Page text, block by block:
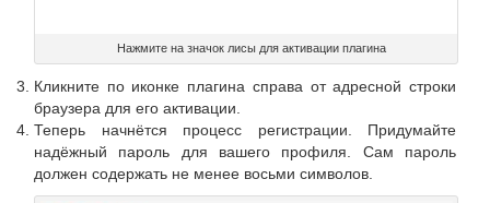
Нажмите на значок лисы для активации плагина
Кликните по иконке плагина справа от адресной строки
браузера для его активации.
Теперь начнётся процесс регистрации. Придумайте
надёжный пароль для вашего профиля. Сам пароль
должен содержать не менее восьми символов.